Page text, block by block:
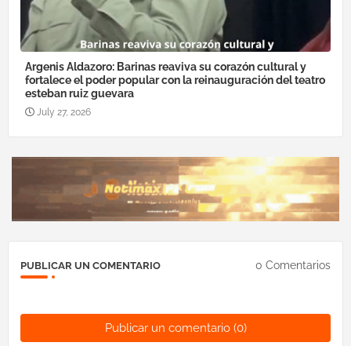
Argenis Aldazoro: Barinas reaviva su corazón cultural y
fortalece el poder popular con la reinauguración del teatro
esteban ruiz guevara
July 27, 2026
PUBLICAR UN COMENTARIO 0 Comentarios
Publicar un comentario (0)